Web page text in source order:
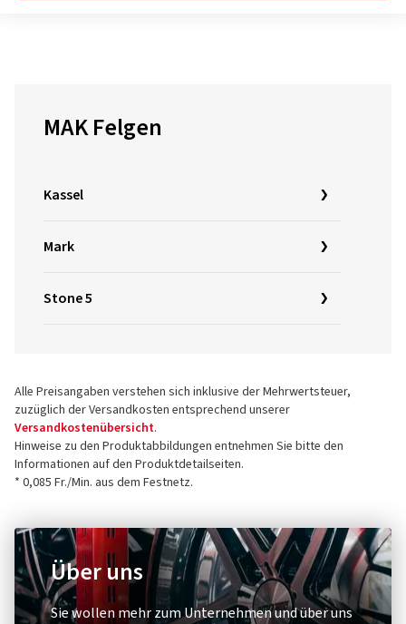
MAK Felgen
Kassel
Mark
Stone 5
Alle Preisangaben verstehen sich inklusive der Mehrwertsteuer,
zuzüglich der Versandkosten entsprechend unserer
Versandkostenübersicht.
Hinweise zu den Produktabbildungen entnehmen Sie bitte den
Informationen auf den Produktdetailseiten.
* 0,085 Fr./Min. aus dem Festnetz.
Über uns
Sie wollen mehr zum Unternehmen und über uns